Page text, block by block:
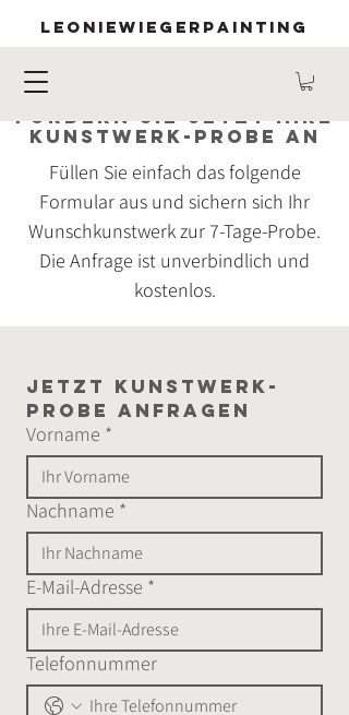
LEONIEWIEGERPAINTING
Fordern Sie jetzt Ihre
Kunstwerk-Probe an
Füllen Sie einfach das folgende
Formular aus und sichern sich Ihr
Wunschkunstwerk zur 7-Tage-Probe.
Die Anfrage ist unverbindlich und
kostenlos.
Jetzt Kunstwerk-
Probe anfragen
Vorname *
Nachname *
E-Mail-Adresse *
Telefonnummer